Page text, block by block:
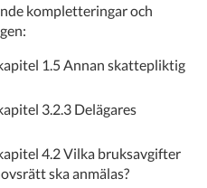
kompletteringar och
1.5 Annan skattepliktig
3.2.3 Delägares
4.2 Vilka bruksavgifter
ska anmälas?